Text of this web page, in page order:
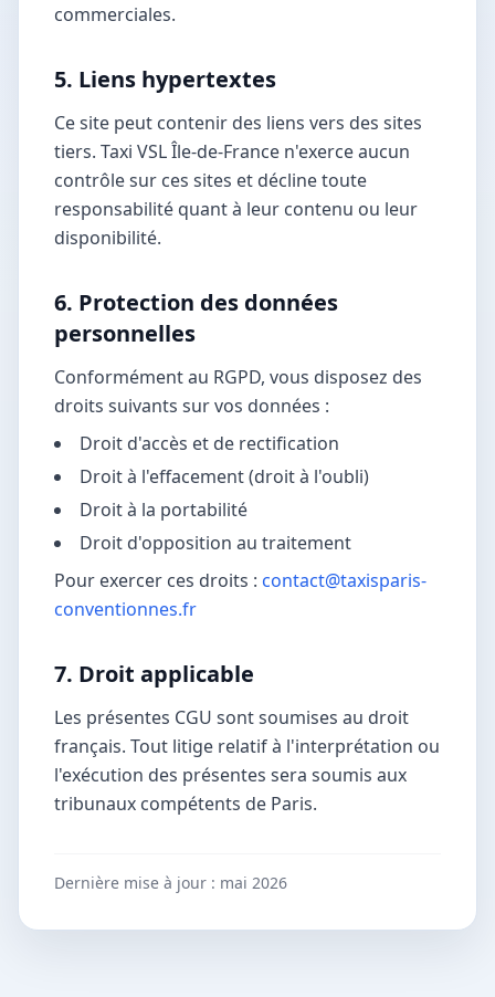
commerciales.
5. Liens hypertextes
Ce site peut contenir des liens vers des sites
tiers. Taxi VSL Île-de-France n'exerce aucun
contrôle sur ces sites et décline toute
responsabilité quant à leur contenu ou leur
disponibilité.
6. Protection des données
personnelles
Conformément au RGPD, vous disposez des
droits suivants sur vos données :
Droit d'accès et de rectification
Droit à l'effacement (droit à l'oubli)
Droit à la portabilité
Droit d'opposition au traitement
Pour exercer ces droits : contact@taxisparis-
conventionnes.fr
7. Droit applicable
Les présentes CGU sont soumises au droit
français. Tout litige relatif à l'interprétation ou
l'exécution des présentes sera soumis aux
tribunaux compétents de Paris.
Dernière mise à jour : mai 2026